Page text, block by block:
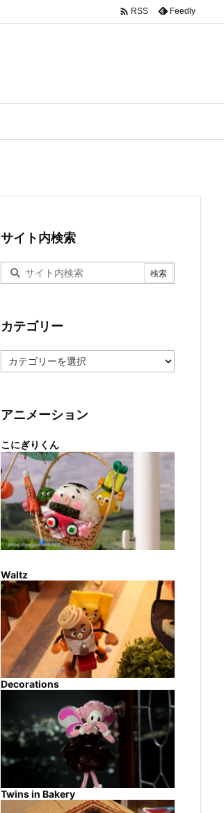
 RSS Feedly
サイト内検索
カテゴリー
テ
ー
アニメーション
こにぎりくん
Waltz
Decorations
Twins in Bakery